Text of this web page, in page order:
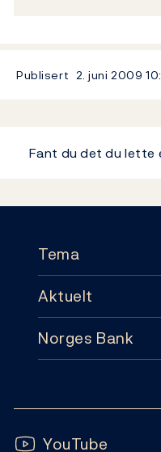
Publisert 2. juni 2009
Fant du det du
Tema
Tema
Pengepolitikk
Aktuelt
Aktuelt
Publikasjoner
Norges Bank
Abonnement
Følg oss:
YouTube